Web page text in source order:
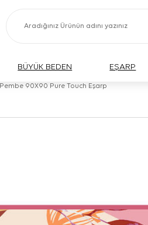
BÜYÜK BEDEN EŞARP
Pembe 90X90 Pure Touch Eşarp